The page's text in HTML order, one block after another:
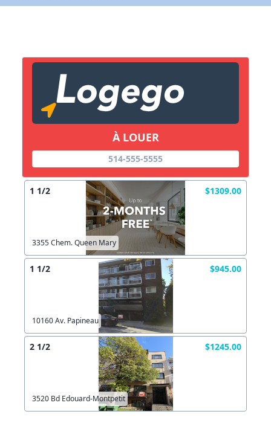
À LOUER
514-555-5555
1 1/2 $1309.00
3355 Chem. Queen Mary
1 1/2 $945.00
10160 Av. Papineau
2 1/2 $1245.00
3520 Bd Edouard-Montpetit
Lien vers inscription (sera inclus dans courriel)
Copier lien
X Fermer Envoyez
X Fermer